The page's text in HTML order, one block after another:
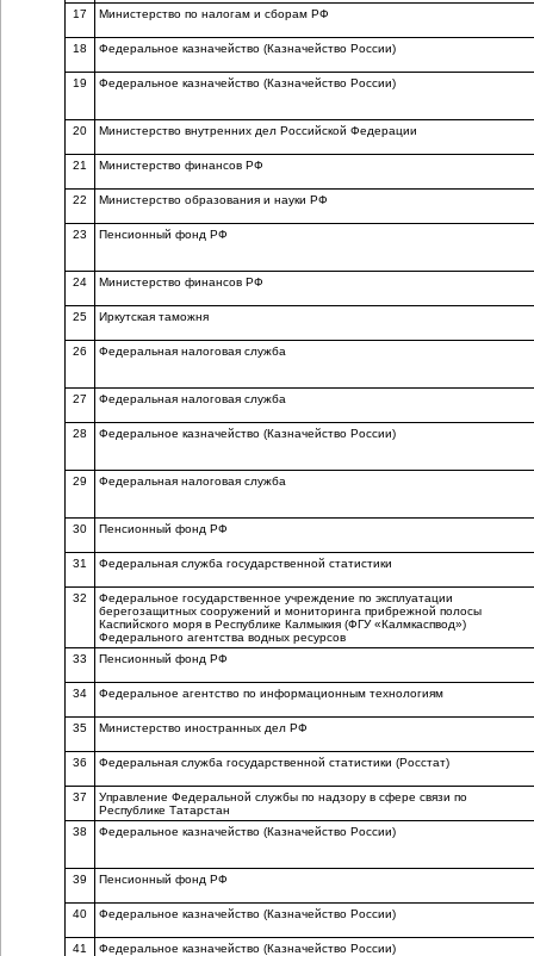
17
Министерство по налогам и сборам РФ
18 Федеральное казначейство (Казначейство России)
19 Федеральное казначейство (Казначейство России)
20 Министерство внутренних дел Российской Федерации
21 Министерство финансов РФ
22 Министерство образования и науки РФ
23 Пенсионный фонд РФ
24 Министерство финансов РФ
25 Иркутская таможня
26 Федеральная налоговая служба
27 Федеральная налоговая служба
28 Федеральное казначейство (Казначейство России)
29 Федеральная налоговая служба
30 Пенсионный фонд РФ
31 Федеральная служба государственной статистики
32
Федеральное государственное учреждение по эксплуатации
берегозащитных сооружений и мониторинга прибрежной полосы
Каспийского моря в Республике Калмыкия (ФГУ «Калмкаспвод»)
Федерального агентства водных ресурсов
33
Пенсионный фонд РФ
34 Федеральное агентство по информационным технологиям
35 Министерство иностранных дел РФ
36 Федеральная служба государственной статистики (Росстат)
37
Управление Федеральной службы по надзору в сфере связи по
Республике Татарстан
38
Федеральное казначейство (Казначейство России)
39 Пенсионный фонд РФ
40 Федеральное казначейство (Казначейство России)
41 Федеральное казначейство (Казначейство России)